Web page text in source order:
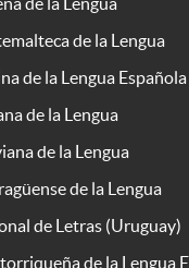
de la Lengua
de la Lengua Española
de la Lengua
de la Lengua
de la Lengua
de Letras (Uruguay)
de la Lengua